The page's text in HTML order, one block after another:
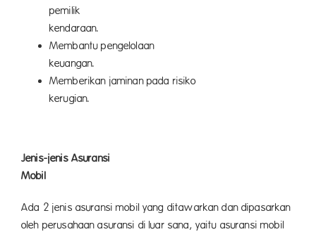
pemilik
kendaraan.
Membantu pengelolaan
keuangan.
Memberikan jaminan pada risiko
kerugian.
Jenis-jenis Asuransi
Mobil
Ada 2 jenis asuransi mobil yang ditawarkan dan dipasarkan
oleh perusahaan asuransi di luar sana, yaitu asuransi mobil